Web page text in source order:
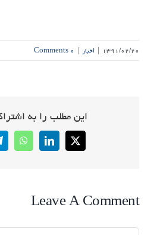
۱۳۹۱/۰۲/۲۰ | اخبار | ۰ Comments
این مطلب را به
X
LinkedIn
Leave A Comment